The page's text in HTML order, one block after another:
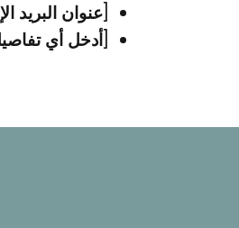
[عنوان البريد
[أدخل أي